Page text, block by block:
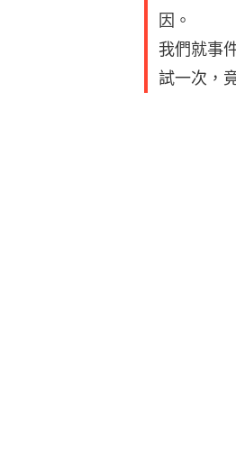
因。
我們就事
試一次，